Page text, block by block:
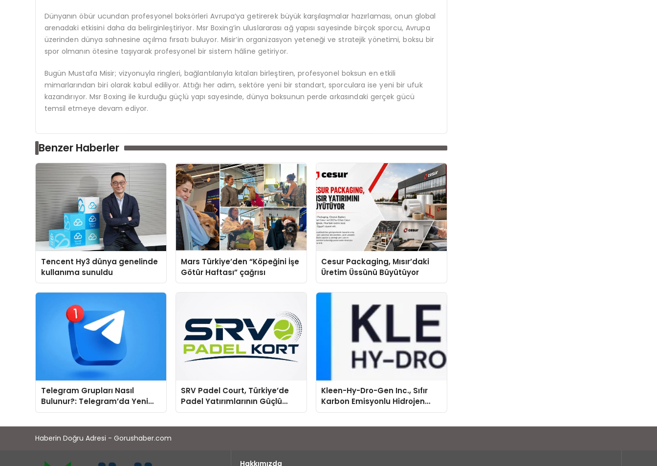
Dünyanın öbür ucundan profesyonel boksörleri Avrupa’ya getirerek büyük karşılaşmalar hazırlaması, onun global
arenadaki etkisini daha da belirginleştiriyor. Msr Boxing’in uluslararası ağ yapısı sayesinde birçok sporcu, Avrupa
üzerinden dünya sahnesine açılma fırsatı buluyor. Misir’in organizasyon yeteneği ve stratejik yönetimi, boksu bir
spor olmanın ötesine taşıyarak profesyonel bir sistem hâline getiriyor.
Bugün Mustafa Misir; vizyonuyla ringleri, bağlantılarıyla kıtaları birleştiren, profesyonel boksun en etkili
mimarlarından biri olarak kabul ediliyor. Attığı her adım, sektöre yeni bir standart, sporculara ise yeni bir ufuk
kazandırıyor. Msr Boxing ile kurduğu güçlü yapı sayesinde, dünya boksunun perde arkasındaki gerçek gücü
temsil etmeye devam ediyor.
Benzer Haberler
Tencent Hy3 dünya genelinde
kullanıma sunuldu
Mars Türkiye’den “Köpeğini İşe
Götür Haftası” çağrısı
Cesur Packaging, Mısır’daki
Üretim Üssünü Büyütüyor
Telegram Grupları Nasıl
Bulunur?: Telegram’da Yeni
İnsanlarla Tanışmanın
SRV Padel Court, Türkiye’de
Padel Yatırımlarının Güçlü
Markası Olmayı Sürdürüyor
Kleen-Hy-Dro-Gen Inc., Sıfır
Karbon Emisyonlu Hidrojen
Isıtma Teknolojisinde ISO ve
Haberin Doğru Adresi - Gorushaber.com
Hakkımızda